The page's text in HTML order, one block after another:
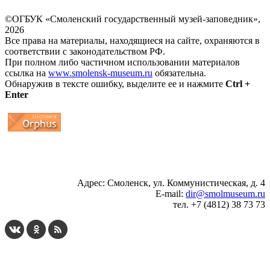
©ОГБУК «Смоленский государственный музей-заповедник»,
2026
Все права на материалы, находящиеся на сайте, охраняются в
соответствии с законодательством РФ.
При полном либо частичном использовании материалов
ссылка на www.smolensk-museum.ru обязательна.
Обнаружив в тексте ошибку, выделите ее и нажмите Ctrl +
Enter
Адрес: Смоленск, ул. Коммунистическая, д. 4
E-mail: dir@smolmuseum.ru
тел. +7 (4812) 38 73 73